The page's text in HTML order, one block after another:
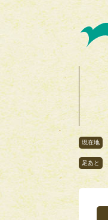
ペ
ー
先
頭
で
す。
メ
ニ
を
飛
ば
し
て
本
文
現在地
足あと